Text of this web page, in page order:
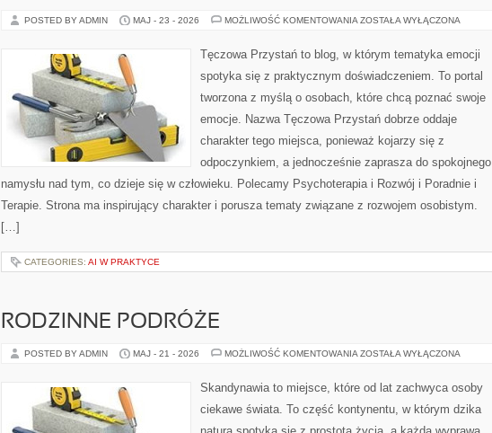
POSTED BY ADMIN MAJ - 23 - 2026 MOŻLIWOŚĆ KOMENTOWANIA NOWINKI
ZOSTAŁA WYŁĄCZONA
Tęczowa Przystań to blog, w którym tematyka emocji
spotyka się z praktycznym doświadczeniem. To portal
tworzona z myślą o osobach, które chcą poznać swoje
emocje. Nazwa Tęczowa Przystań dobrze oddaje
charakter tego miejsca, ponieważ kojarzy się z
odpoczynkiem, a jednocześnie zaprasza do spokojnego
namysłu nad tym, co dzieje się w człowieku. Polecamy Psychoterapia i Rozwój i Poradnie i
Terapie. Strona ma inspirujący charakter i porusza tematy związane z rozwojem osobistym.
[…]
CATEGORIES: AI W PRAKTYCE
RODZINNE PODRÓŻE
POSTED BY ADMIN MAJ - 21 - 2026 MOŻLIWOŚĆ KOMENTOWANIA RODZINNE
ZOSTAŁA WYŁĄCZONA
Skandynawia to miejsce, które od lat zachwyca osoby
ciekawe świata. To część kontynentu, w którym dzika